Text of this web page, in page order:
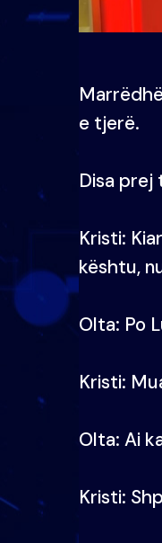
e tjerë.
Disa prej
Kristi:
kështu,
Olta: Po
Kristi:
Olta: Ai
Kristi: